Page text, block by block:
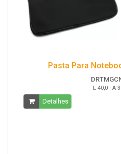
Pasta Para
L 40,0 | A
Detalhes